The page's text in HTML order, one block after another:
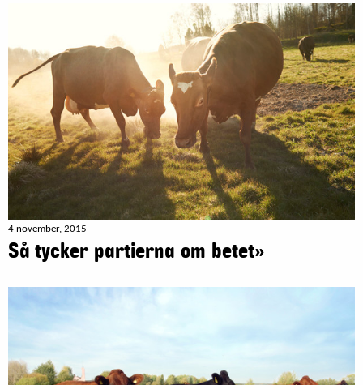
4 november, 2015
Så tycker partierna om betet»